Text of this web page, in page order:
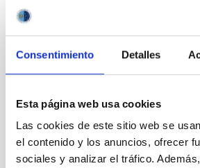
Consentimiento Detalles
Esta página web usa cookies
Las cookies de este sitio web se
el contenido y los anuncios, ofrecer
sociales y analizar el tráfico.
for Earth-like planets